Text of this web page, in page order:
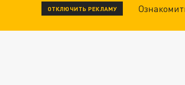
ОТКЛЮЧИТЬ РЕКЛАМУ